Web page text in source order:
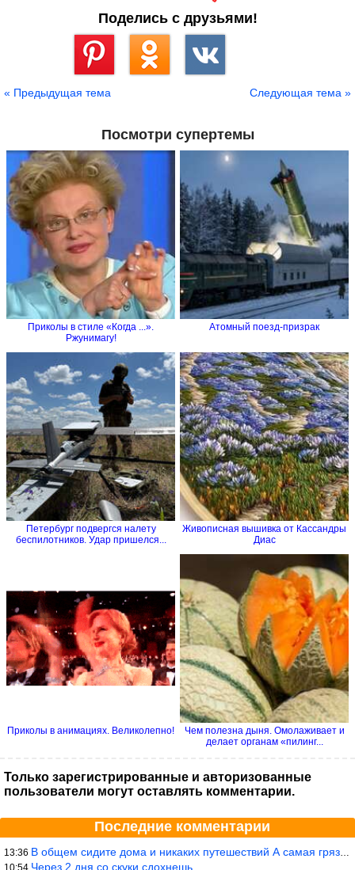
Поделись с друзьями!
« Предыдущая тема Следующая тема »
Посмотри супертемы
Приколы в стиле «Когда ...».
Ржунимагу!
Атомный поезд-призрак
Петербург подвергся налету
беспилотников. Удар пришелся...
Живописная вышивка от Кассандры
Диас
Приколы в анимациях. Великолепно!
Чем полезна дыня. Омолаживает и
делает органам «пилинг...
Только зарегистрированные и авторизованные
пользователи могут оставлять комментарии.
Последние комментарии
13:36 В общем сидите дома и никаких путешествий А самая грязная в от
Через 2 дня со скуки сдохнешь